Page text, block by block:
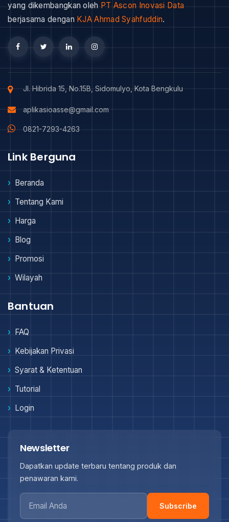
yang dikembangkan oleh PT Ascon Inovasi Data
berjasama dengan KJA Ahmad Syahfuddin.
Jl. Hibrida 15, No.15B, Sidomulyo, Kota Bengkulu
aplikasioasse@gmail.com
0821-7293-4263
Link Berguna
Beranda
Tentang Kami
Harga
Blog
Promosi
Wilayah
Bantuan
FAQ
Kebijakan Privasi
Syarat & Ketentuan
Tutorial
Login
Newsletter
Dapatkan update terbaru tentang produk dan
penawaran kami.
Subscribe